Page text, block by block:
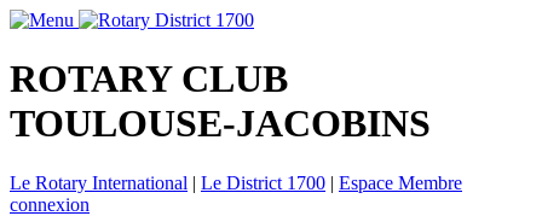
ROTARY CLUB
TOULOUSE-JACOBINS
Le Rotary International | Le District 1700 | Espace Membre
connexion